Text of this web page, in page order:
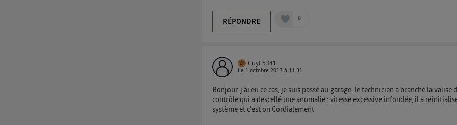
RÉPONDRE 0
GuyF5341
Le 1 octobre 2017 à 11:31
Bonjour, j'ai eu ce cas, je suis passé au garage, le technicien a branché la valise
contrôle qui a descellé une anomalie : vitesse excessive infondée, il a
système et c'est on Cordialement